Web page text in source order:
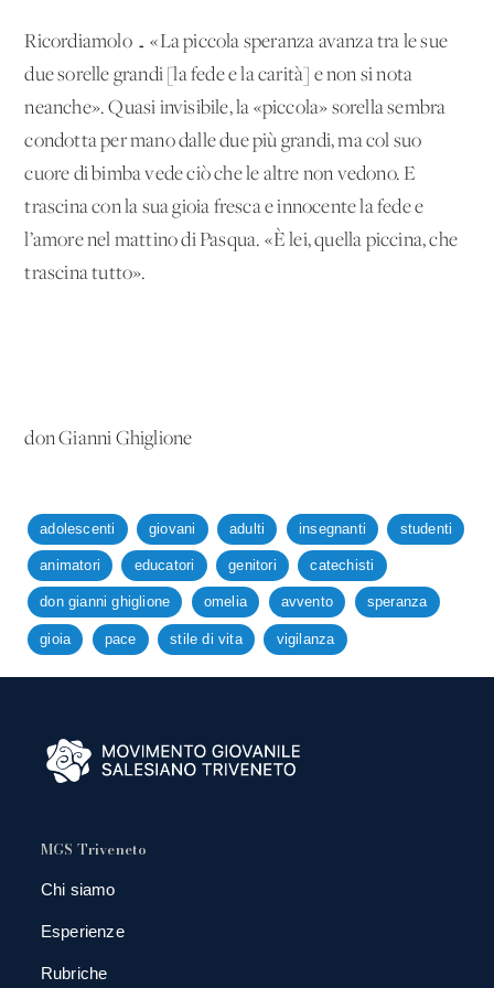
Ricordiamolo … «La piccola speranza avanza tra le sue
due sorelle grandi [la fede e la carità] e non si nota
neanche». Quasi invisibile, la «piccola» sorella sembra
condotta per mano dalle due più grandi, ma col suo
cuore di bimba vede ciò che le altre non vedono. E
trascina con la sua gioia fresca e innocente la fede e
l’amore nel mattino di Pasqua. «È lei, quella piccina, che
trascina tutto».
don Gianni Ghiglione
adolescenti giovani adulti insegnanti studenti
animatori educatori genitori catechisti
don gianni ghiglione omelia avvento speranza
gioia pace stile di vita vigilanza
MGS Triveneto
Chi siamo
Esperienze
Rubriche